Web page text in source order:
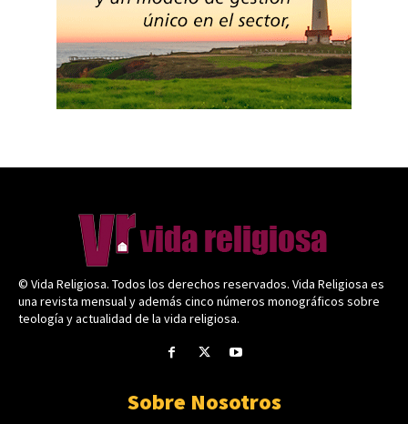
© Vida Religiosa. Todos los derechos reservados. Vida Religiosa es
una revista mensual y además cinco números monográficos sobre
teología y actualidad de la vida religiosa.
Sobre Nosotros